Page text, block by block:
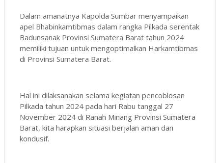
Dalam amanatnya Kapolda Sumbar menyampaikan
apel Bhabinkamtibmas dalam rangka Pilkada serentak
Badunsanak Provinsi Sumatera Barat tahun 2024
memiliki tujuan untuk mengoptimalkan Harkamtibmas
di Provinsi Sumatera Barat.
Hal ini dilaksanakan selama kegiatan pencoblosan
Pilkada tahun 2024 pada hari Rabu tanggal 27
November 2024 di Ranah Minang Provinsi Sumatera
Barat, kita harapkan situasi berjalan aman dan
kondusif.